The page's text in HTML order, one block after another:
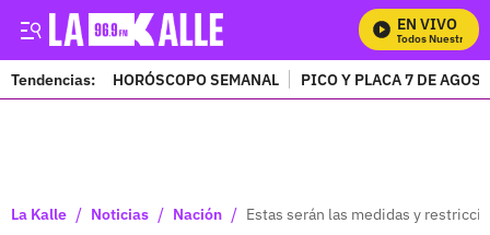
EN VIVO
Mira Todos Nuestros
Tendencias: HORÓSCOPO SEMANAL PICO Y PLACA 7 DE
La Kalle / Noticias / Nación / Estas serán las medidas y